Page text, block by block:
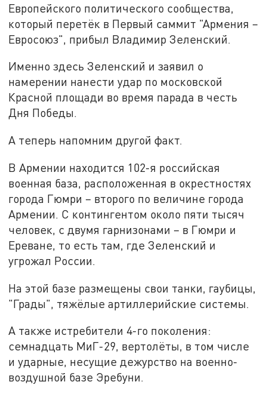
Европейского политического сообщества,
который перетёк в Первый саммит "Армения –
Евросоюз", прибыл Владимир Зеленский.
Именно здесь Зеленский и заявил о
намерении нанести удар по московской
Красной площади во время парада в честь
Дня Победы.
А теперь напомним другой факт.
В Армении находится 102-я российская
военная база, расположенная в окрестностях
города Гюмри – второго по величине города
Армении. С контингентом около пяти тысяч
человек, с двумя гарнизонами – в Гюмри и
Ереване, то есть там, где Зеленский и
угрожал России.
На этой базе размещены свои танки, гаубицы,
"Грады", тяжёлые артиллерийские системы.
А также истребители 4-го поколения:
семнадцать МиГ-29, вертолёты, в том числе
и ударные, несущие дежурство на военно-
воздушной базе Эребуни.